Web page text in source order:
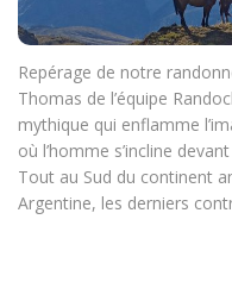
Repérage de notre
Thomas de l’équipe
mythique qui enflamme
où l’homme s’incline
Tout au Sud du continent
Argentine, les derniers